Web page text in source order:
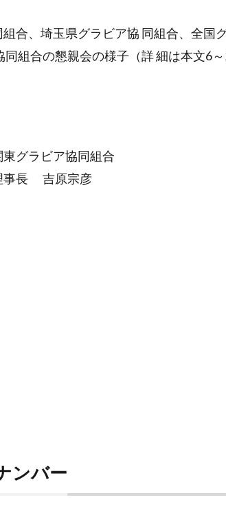
合、埼玉県グラビア協 同組合、全国
組合の懇親会の様子（詳 細は本文6～
東グラビア協同組合
事長 吉原宗彦
ンバー